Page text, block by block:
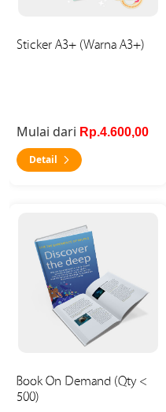
Sticker A3+ (Warna A3+)
Mulai dari Rp.4.600,00
Detail
Book On Demand (Qty <
500)
Detail Book On Demand